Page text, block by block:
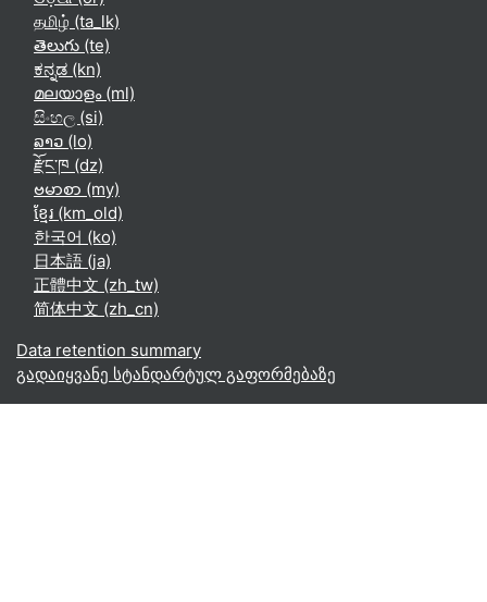
தமிழ் ‎(ta_lk)‎
తెలుగు ‎(te)‎
ಕನ್ನಡ ‎(kn)‎
മലയാളം ‎(ml)‎
සිංහල ‎(si)‎
ລາວ ‎(lo)‎
རྫོང་ཁ ‎(dz)‎
ဗမာစာ ‎(my)‎
ខ្មែរ ‎(km_old)‎
한국어 ‎(ko)‎
日本語 ‎(ja)‎
正體中文 ‎(zh_tw)‎
简体中文 ‎(zh_cn)‎
Data retention summary
გადაიყვანე სტანდარტულ გაფორმებაზე